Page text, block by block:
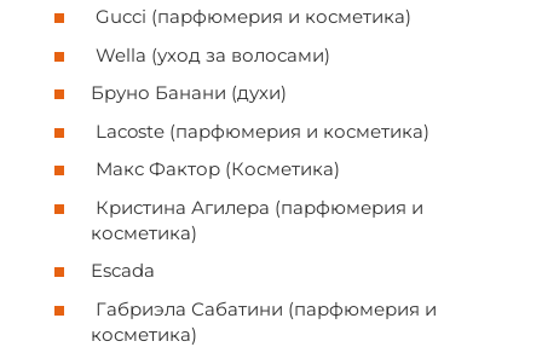
Gucci (парфюмерия и косметика)
Wella (уход за волосами)
Бруно Банани (духи)
Lacoste (парфюмерия и косметика)
Макс Фактор (Косметика)
Кристина Агилера (парфюмерия и
косметика)
Escada
Габриэла Сабатини (парфюмерия и
косметика)